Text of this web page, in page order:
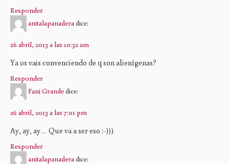
Responder
anitalapanadera dice:
26 abril, 2013 a las 10:32 am
Ya os vais convenciendo de q son alienígenas?
Responder
Fani Grandedice:
26 abril, 2013 a las 7:01 pm
Ay, ay, ay… Que va a ser eso :-)))
Responder
anitalapanadera dice: